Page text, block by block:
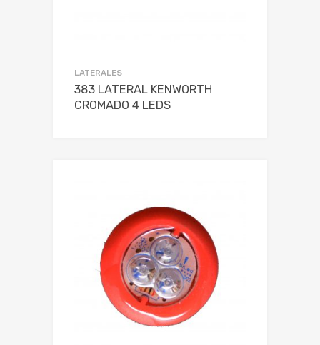
LATERALES
383 LATERAL KENWORTH
CROMADO 4 LEDS